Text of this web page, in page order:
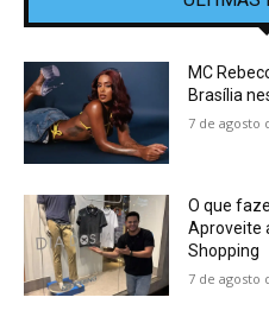
MC
Brasília
7 de agosto
O que
Aproveite
Shopping
7 de agosto